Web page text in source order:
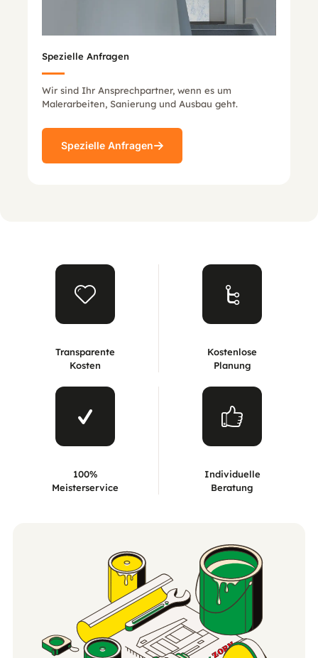
Spezielle Anfragen
Wir sind Ihr Ansprechpartner, wenn es um
Malerarbeiten, Sanierung und Ausbau geht.
Spezielle Anfragen
Transparente
Kosten
Kostenlose
Planung
100%
Meisterservice
Individuelle
Beratung